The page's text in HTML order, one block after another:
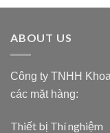
ABOUT US
Công ty TNHH
các mặt hàng:
Thiết bị Thí nghiệm